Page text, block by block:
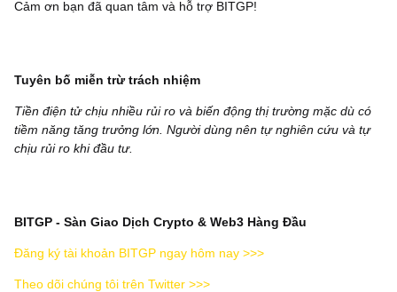
Cảm ơn bạn đã quan tâm và hỗ trợ BITGP!
Tuyên bố miễn trừ trách nhiệm
Tiền điện tử chịu nhiều rủi ro và biến động thị trường mặc dù có
tiềm năng tăng trưởng lớn. Người dùng nên tự nghiên cứu và tự
chịu rủi ro khi đầu tư.
BITGP - Sàn Giao Dịch Crypto & Web3 Hàng Đầu
Đăng ký tài khoản BITGP ngay hôm nay >>>
Theo dõi chúng tôi trên Twitter >>>